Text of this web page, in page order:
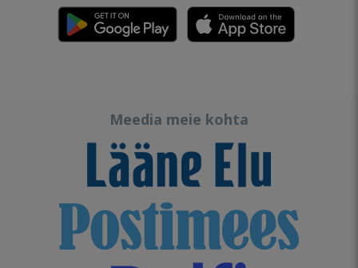
Meedia meie kohta